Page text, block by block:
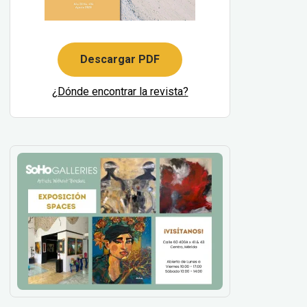
Descargar PDF
¿Dónde encontrar la revista?